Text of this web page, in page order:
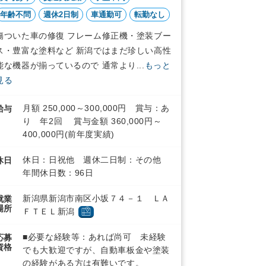
年齢不問
週休2日制 車通勤可 転勤なし
ついた車の修復 フレーム修正機・塗装ブー
・豊富な塗料など 新潟ではまだ珍しい高性
な機器が揃っているので 通常より...
もっと
る
与
月額 250,000～300,000円 賞与：あ
り 年2回 賞与金額 360,000円～
400,000円(前年度実績)
日
休日：日祝他 週休二日制：その他
年間休日数：96日
業
所
新潟県新潟市南区小坂７４－１ ＬＡ
ＦＴＥＬ新潟
募
格
■必要な経験等：あれば尚可 未経験
でも大歓迎ですが、自動車板金や塗装
の経験がある方は有難いです。